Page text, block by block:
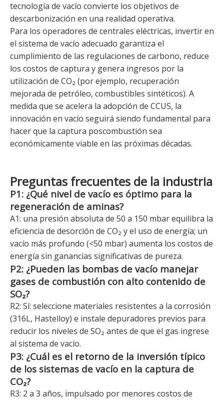
tecnología de vacío convierte los objetivos de
descarbonización en una realidad operativa.
Para los operadores de centrales eléctricas, invertir en
el sistema de vacío adecuado garantiza el
cumplimiento de las regulaciones de carbono, reduce
los costos de captura y genera ingresos por la
utilización de CO₂ (por ejemplo, recuperación
mejorada de petróleo, combustibles sintéticos). A
medida que se acelera la adopción de CCUS, la
innovación en vacío seguirá siendo fundamental para
hacer que la captura poscombustión sea
económicamente viable en las próximas décadas.
Preguntas frecuentes de la industria
P1: ¿Qué nivel de vacío es óptimo para la
regeneración de aminas?
A1: una presión absoluta de 50 a 150 mbar equilibra la
eficiencia de desorción de CO₂ y el uso de energía; un
vacío más profundo (<50 mbar) aumenta los costos de
energía sin ganancias significativas de pureza.
P2: ¿Pueden las bombas de vacío manejar
gases de combustión con alto contenido de
SO₂?
R2: Sí: seleccione materiales resistentes a la corrosión
(316L, Hastelloy) e instale depuradores previos para
reducir los niveles de SO₂ antes de que el gas ingrese
al sistema de vacío.
P3: ¿Cuál es el retorno de la inversión típico
de los sistemas de vacío en la captura de
CO₂?
R3: 2 a 3 años, impulsado por menores costos de